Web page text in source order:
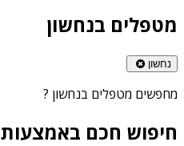
מטפלים בנחשון
נחשון
מחפשים מטפלים בנחשון ?
חיפוש חכם באמצעות AI